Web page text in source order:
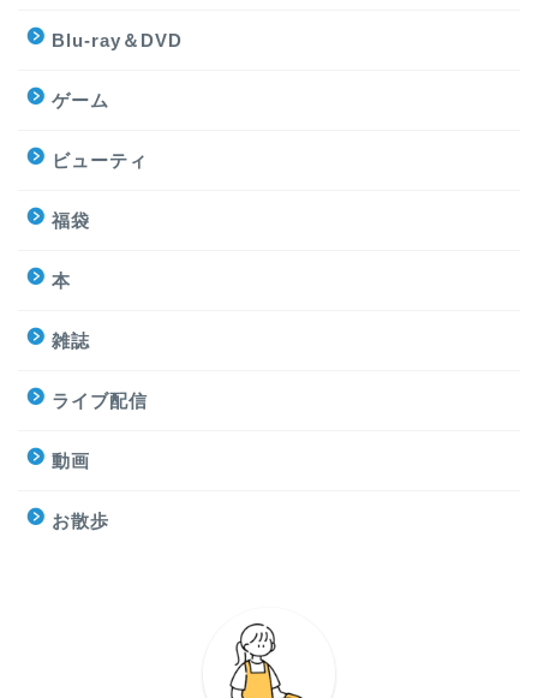
Blu-ray＆DVD
ゲーム
ビューティ
福袋
本
雑誌
ライブ配信
動画
お散歩